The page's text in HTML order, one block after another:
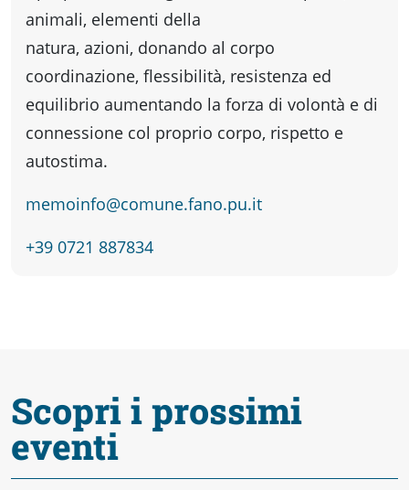
animali, elementi della
natura, azioni, donando al corpo
coordinazione, flessibilità, resistenza ed
equilibrio aumentando la forza di volontà e di
connessione col proprio corpo, rispetto e
autostima.
memoinfo@comune.fano.pu.it
+39 0721 887834
Scopri i prossimi
eventi